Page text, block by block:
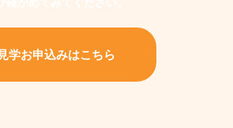
見学お申込みはこちら